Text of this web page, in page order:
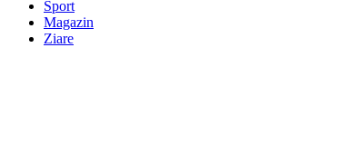
Sport
Magazin
Ziare